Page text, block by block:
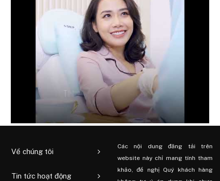
Về chúng tôi
Tin tức hoạt động
Các nội dung đăng tải trên
website này chỉ mang tính tham
khảo, đề nghị Quý khách hàng